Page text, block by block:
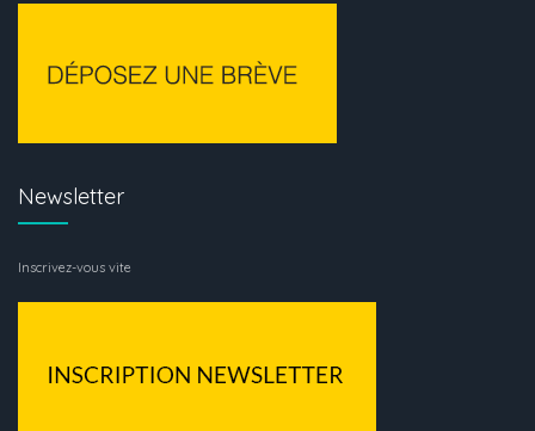
Newsletter
Inscrivez-vous vite